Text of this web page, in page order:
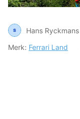
Hans Ryckmans
Merk: Ferrari Land